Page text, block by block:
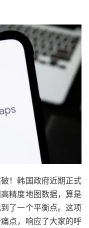
！韩国政府近期正式
精度地图数据，算是
了一个平衡点。这项
点，响应了大家的呼